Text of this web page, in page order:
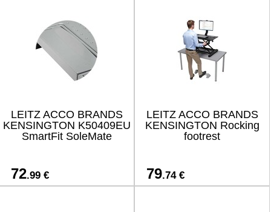
LEITZ ACCO BRANDS
KENSINGTON K50409EU
SmartFit SoleMate
72.99 €
LEITZ ACCO BRANDS
KENSINGTON Rocking
footrest
79.74 €